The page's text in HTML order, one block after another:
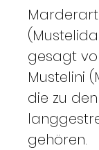
gesagt
Mustelini
die zu
gehören.